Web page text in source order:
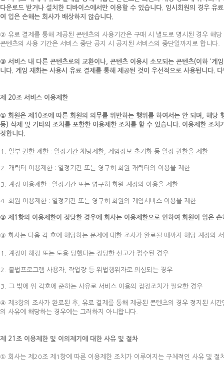
다운로드 받거나 설치한 디바이스에서만 이용할 수 있습니다. 임시회원의 경우
여 입은 손해는 회사가 배상하지 않습니다.
② 유료 결제를 통해 제공된 콘텐츠의 사용기간은 구매 시 별도로 명시된 경우 해
콘텐츠의 사용 기간은 서비스 중단 공지 시 공지된 서비스의 중단일까지로 합니다.
③ 서비스 내 다른 콘텐츠로의 교환이나, 콘텐츠 이용시 소모되는 콘텐츠(이하 ‘게
니다. 게임 재화는 사용시 유료 결제를 통해 제공된 것이 우선적으로 사용됩니다.
제 20조 서비스 이용제한
① 회원은 제10조에 따른 회원의 의무를 위반하는 행위를 하여서는 안 되며, 해당
등) 삭제 및 기타의 조치를 포함한 이용제한 조치를 할 수 있습니다. 이용제한 조
정합니다.
일부 권한 제한 : 일정기간 채팅제한, 게임정보 초기화 등 일정 권한을 제한
캐릭터 이용제한 : 일정기간 또는 영구히 회원 캐릭터의 이용을 제한
계정 이용제한 : 일정기간 또는 영구히 회원 계정의 이용을 제한
회원 이용제한 : 일정기간 또는 영구히 회원의 게임서비스 이용을 제한
② 제1항의 이용제한이 정당한 경우에 회사는 이용제한으로 인하여 회원이 입은 손
③ 회사는 다음 각 호에 해당하는 문제에 대한 조사가 완료될 때까지 해당 계정의
계정이 해킹 또는 도용 당했다는 정당한 신고가 접수된 경우
불법프로그램 사용자, 작업장 등 위법행위자로 의심되는 경우
그 밖에 위 각호에 준하는 사유로 서비스 이용의 잠정조치가 필요한 경우
④ 제3항의 조사가 완료된 후, 유료 결제를 통해 제공된 콘텐츠의 경우 정지된 시
의 사유에 해당하는 경우에는 그러하지 아니합니다.
제 21조 이용제한 및 이의제기에 대한 사유 및 절차
① 회사는 제20조 제1항에 따른 이용제한 조치가 이루어지는 구체적인 사유 및